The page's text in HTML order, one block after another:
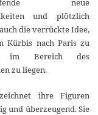
und plötzlich
die verrückte Idee,
Kürbis nach Paris zu
im Bereich des
zu liegen.
ihre Figuren
und überzeugend. Sie